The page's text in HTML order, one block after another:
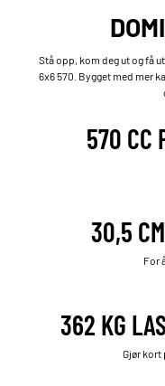
Stå opp, kom deg ut og få
6x6 570. Bygget med mer
570 CC
30,5
For
362 KG
Gjør kort